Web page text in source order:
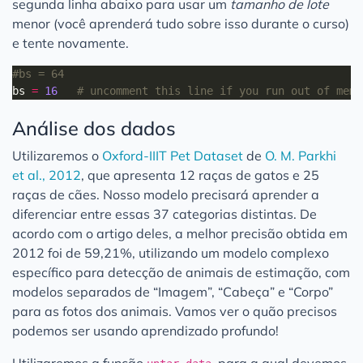
segunda linha abaixo para usar um tamanho de lote
menor (você aprenderá tudo sobre isso durante o curso)
e tente novamente.
#bs = 64
bs = 16 # uncomment this line if you run out of
Análise dos dados
Utilizaremos o Oxford-IIIT Pet Dataset de O. M. Parkhi
et al., 2012, que apresenta 12 raças de gatos e 25
raças de cães. Nosso modelo precisará aprender a
diferenciar entre essas 37 categorias distintas. De
acordo com o artigo deles, a melhor precisão obtida em
2012 foi de 59,21%, utilizando um modelo complexo
específico para detecção de animais de estimação, com
modelos separados de “Imagem”, “Cabeça” e “Corpo”
para as fotos dos animais. Vamos ver o quão precisos
podemos ser usando aprendizado profundo!